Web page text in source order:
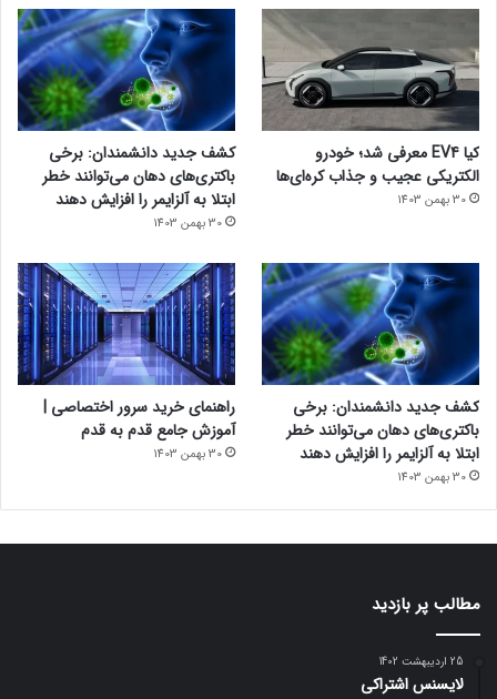
کیا EV4 معرفی شد؛ خودرو
الکتریکی عجیب و جذاب کره‌ای‌ها
30 بهمن 1403
کشف جدید دانشمندان: برخی
باکتری‌های دهان می‌توانند خطر
ابتلا به آلزایمر را افزایش دهند
30 بهمن 1403
کشف جدید دانشمندان: برخی
باکتری‌های دهان می‌توانند خطر
ابتلا به آلزایمر را افزایش دهند
30 بهمن 1403
راهنمای خرید سرور اختصاصی |
آموزش جامع قدم به قدم
30 بهمن 1403
مطالب پر بازدید
25 اردیبهشت 1402
لایسنس اشتراکی